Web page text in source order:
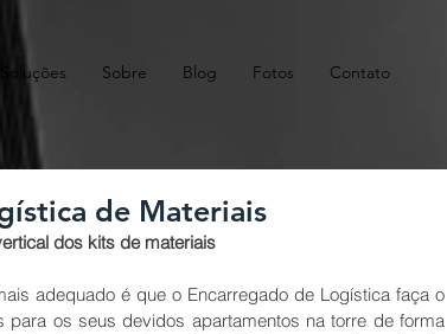
Soluções Sobre Blog Fotos Contato
de Materiais
dos kits de materiais
adequado é que o Encarregado de Logística faça o
para os seus devidos apartamentos na torre de forma